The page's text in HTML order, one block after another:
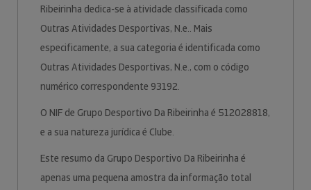
Ribeirinha dedica-se à atividade classificada como
Outras Atividades Desportivas, N.e.. Mais
especificamente, a sua categoria é identificada como
Outras Atividades Desportivas, N.e., com o código
numérico correspondente 93192.
O NIF de Grupo Desportivo Da Ribeirinha é 512028818,
e a sua natureza jurídica é Clube.
Este resumo da Grupo Desportivo Da Ribeirinha é
apenas uma pequena amostra da informação total